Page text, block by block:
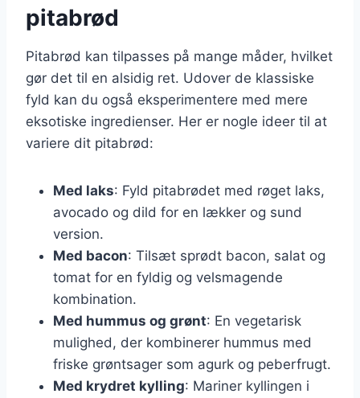
pitabrød
Pitabrød kan tilpasses på mange måder, hvilket
gør det til en alsidig ret. Udover de klassiske
fyld kan du også eksperimentere med mere
eksotiske ingredienser. Her er nogle ideer til at
variere dit pitabrød:
Med laks: Fyld pitabrødet med røget laks,
avocado og dild for en lækker og sund
version.
Med bacon: Tilsæt sprødt bacon, salat og
tomat for en fyldig og velsmagende
kombination.
Med hummus og grønt: En vegetarisk
mulighed, der kombinerer hummus med
friske grøntsager som agurk og peberfrugt.
Med krydret kylling: Mariner kyllingen i